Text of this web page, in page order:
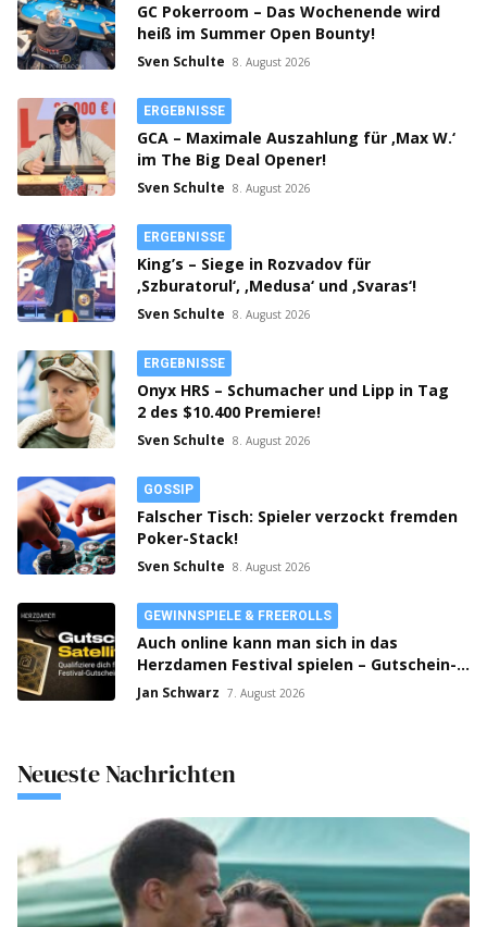
GC Pokerroom – Das Wochenende wird
heiß im Summer Open Bounty!
Sven Schulte 8. August 2026
ERGEBNISSE
GCA – Maximale Auszahlung für ‚Max W.‘
im The Big Deal Opener!
Sven Schulte 8. August 2026
ERGEBNISSE
King’s – Siege in Rozvadov für
‚Szburatorul‘, ‚Medusa‘ und ‚Svaras‘!
Sven Schulte 8. August 2026
ERGEBNISSE
Onyx HRS – Schumacher und Lipp in Tag
2 des $10.400 Premiere!
Sven Schulte 8. August 2026
GOSSIP
Falscher Tisch: Spieler verzockt fremden
Poker-Stack!
Sven Schulte 8. August 2026
GEWINNSPIELE & FREEROLLS
Auch online kann man sich in das
Herzdamen Festival spielen – Gutschein-
Satellites laufen auf bwin Poker!
Jan Schwarz 7. August 2026
Neueste Nachrichten